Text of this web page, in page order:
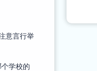
意言行举
学校的